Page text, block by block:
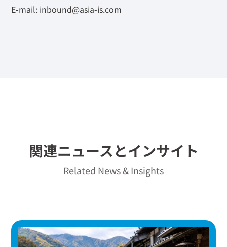
E-mail: inbound@asia-is.com
関連ニュースとインサイト
Related News & Insights